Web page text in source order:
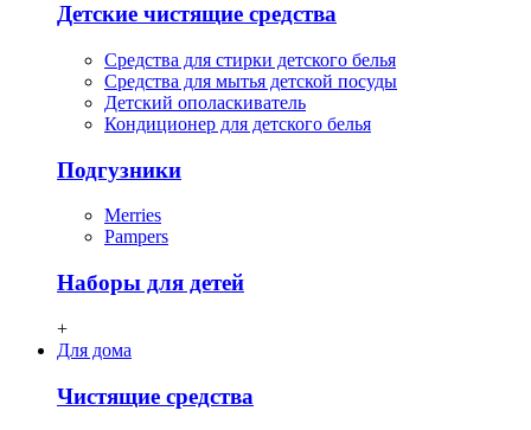
Детские чистящие средства
Средства для стирки детского белья
Средства для мытья детской посуды
Детский ополаскиватель
Кондиционер для детского белья
Подгузники
Merries
Pampers
Наборы для детей
+
Для дома
Чистящие средства